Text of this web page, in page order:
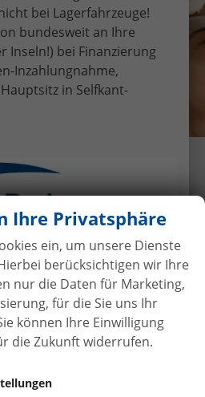
EU-
VW Golf VII an
Ihre Privatsphäre
ein, um unsere Dienste
berücksichtigen wir Ihre
nur die Daten für Marketing,
für die Sie uns Ihr
können Ihre Einwilligung
die Zukunft widerrufen.
bei Lagerfahrzeuge!
bundesweit an Ihre
Inseln!) bei Finanzierung
Inzahlungnahme,
in Selfkant-
bei
von der Forst genießen Sie
Transparenz. Bei uns